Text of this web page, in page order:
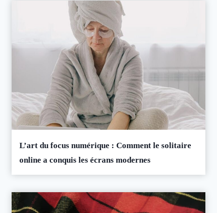
L’art du focus numérique : Comment le solitaire
online a conquis les écrans modernes